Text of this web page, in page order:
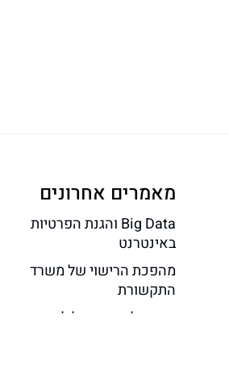
מאמרים אחרונים
Big Data והגנת הפרטיות
באינטרנט
מהפכת הרישוי של משרד
התקשורת
תוכן גולשים הוביל לאחריות